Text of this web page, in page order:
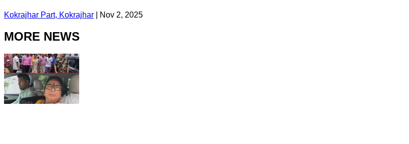
Kokrajhar Part, Kokrajhar Nov 2, 2025
MORE NEWS